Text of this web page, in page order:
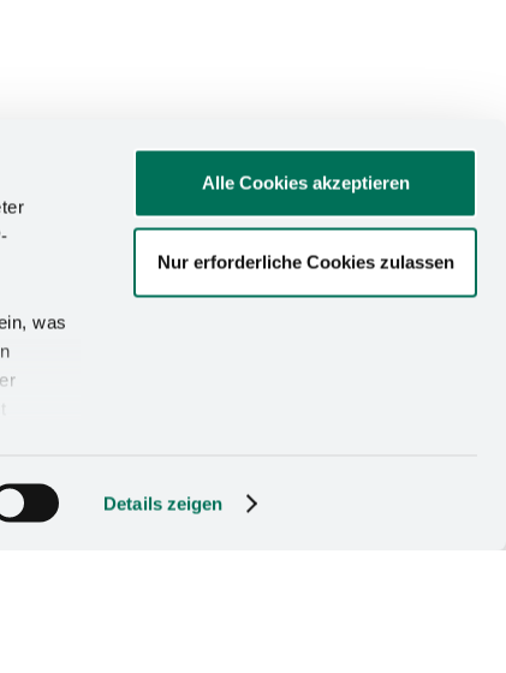
was
Details zeigen
Alle Cookies akzeptieren
Nur erforderliche Cookies zulassen
in Küche, Bad und
Ladenbauer